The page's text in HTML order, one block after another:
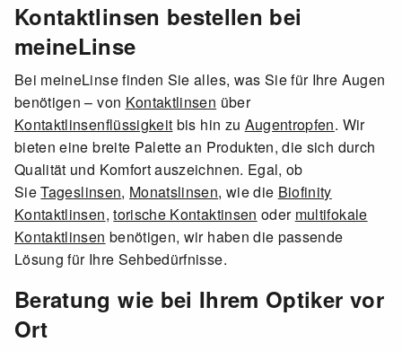
Kontaktlinsen bestellen bei
meineLinse
Bei meineLinse finden Sie alles, was Sie für Ihre Augen
benötigen – von Kontaktlinsen über
Kontaktlinsenflüssigkeit bis hin zu Augentropfen. Wir
bieten eine breite Palette an Produkten, die sich durch
Qualität und Komfort auszeichnen. Egal, ob
SieTageslinsen, Monatslinsen, wie die Biofinity
Kontaktlinsen,torische Kontaktinsen oder multifokale
Kontaktlinsen benötigen, wir haben die passende
Lösung für Ihre Sehbedürfnisse.
Beratung wie bei Ihrem Optiker vor
Ort